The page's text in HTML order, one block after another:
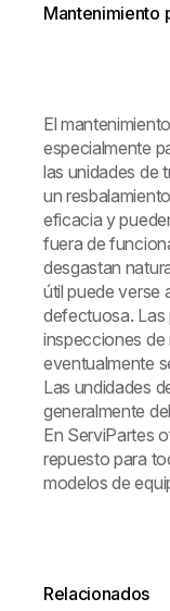
Mantenimiento
El
especialmente
las unidades de
un
eficacia y
fuera de
desgastan
útil puede verse
defectuosa. Las
inspecciones de
eventualmente
Las undidades
generalmente
En ServiPartes
repuesto para
modelos de
Relacionados